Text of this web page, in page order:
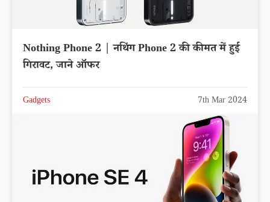
Nothing Phone 2 | नथिंग Phone 2 की कीमत में हुई
गिरावट, जाने ऑफर
Gadgets 7th Mar 2024